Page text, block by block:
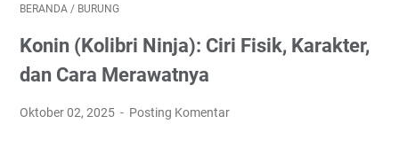
BERANDA / BURUNG
Konin (Kolibri Ninja): Ciri Fisik, Karakter,
dan Cara Merawatnya
Oktober 02, 2025 Posting Komentar